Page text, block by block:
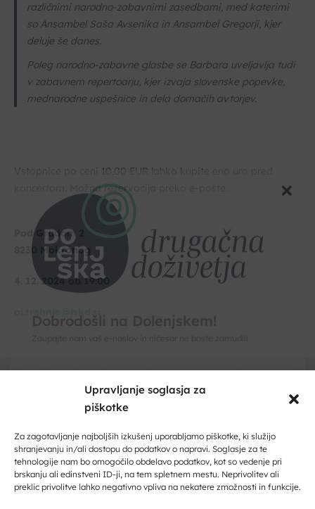
Upravljanje soglasja za
piškotke
Za zagotavljanje najboljših izkušenj uporabljamo piškotke, ki služijo
shranjevanju in/ali dostopu do podatkov o napravi. Soglasje za te
tehnologije nam bo omogočilo obdelavo podatkov, kot so vedenje pri
brskanju ali edinstveni ID-ji, na tem spletnem mestu. Neprivolitev ali
preklic privolitve lahko negativno vpliva na nekatere zmožnosti in funkcije.
različnimi narodno-zabavnimi zasedbami, med katerimi
so Ansambel Saša Avsenika in Ansambel Gregorji, kjer
deluje še danes.
Poleg narodno-zabavne glasbe se Barbara uveljavlja tudi
v zabavnem repertoarju, kjer izvaja slovenske popevke,
mednarodne uspešnice in dela domačih avtorjev.
Vstopnice po ceni 10,00 EUR lahko kupite eno uro pred
koncertom. Možna rezervacija preko e-pošte.
Pod Gradom 2
8230 Mokronog
4. 12. 2024 ob 19:00
Kliknite, če želite sprejeti piškotke
trženje in omogočiti to vsebino
Dobrodošli na Dolenjskem!
Vpišite svoj e-naslov